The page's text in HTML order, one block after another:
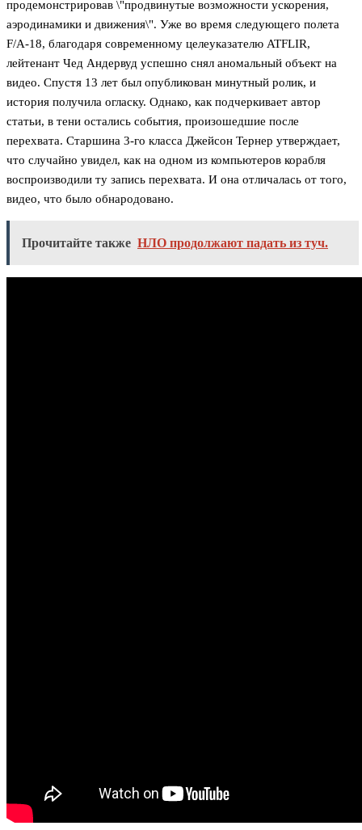
продемонстрировав \"продвинутые возможности ускорения,
аэродинамики и движения\". Уже во время следующего полета
F/A-18, благодаря современному целеуказателю ATFLIR,
лейтенант Чед Андервуд успешно снял аномальный объект на
видео. Спустя 13 лет был опубликован минутный ролик, и
история получила огласку. Однако, как подчеркивает автор
статьи, в тени остались события, произошедшие после
перехвата. Старшина 3-го класса Джейсон Тернер утверждает,
что случайно увидел, как на одном из компьютеров корабля
воспроизводили ту запись перехвата. И она отличалась от того,
видео, что было обнародовано.
Прочитайте также НЛО продолжают падать из туч.